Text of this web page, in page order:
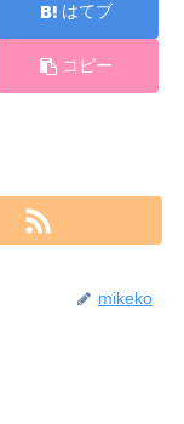
はてブ
コピー
mikeko